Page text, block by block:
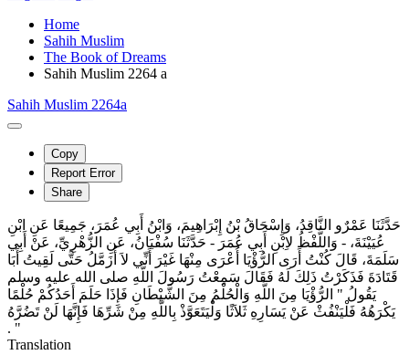
Home
Sahih Muslim
The Book of Dreams
Sahih Muslim 2264 a
Sahih Muslim 2264a
Copy
Report Error
Share
حَدَّثَنَا عَمْرٌو النَّاقِدُ، وَإِسْحَاقُ بْنُ إِبْرَاهِيمَ، وَابْنُ أَبِي عُمَرَ، جَمِيعًا عَنِ ابْنِ
عُيَيْنَةَ، - وَاللَّفْظُ لاِبْنِ أَبِي عُمَرَ - حَدَّثَنَا سُفْيَانُ، عَنِ الزُّهْرِيِّ، عَنْ أَبِي
سَلَمَةَ، قَالَ كُنْتُ أَرَى الرُّؤْيَا أُعْرَى مِنْهَا غَيْرَ أَنِّي لاَ أُزَمَّلُ حَتَّى لَقِيتُ أَبَا
قَتَادَةَ فَذَكَرْتُ ذَلِكَ لَهُ فَقَالَ سَمِعْتُ رَسُولَ اللَّهِ صلى الله عليه وسلم
يَقُولُ ‏"‏ الرُّؤْيَا مِنَ اللَّهِ وَالْحُلْمُ مِنَ الشَّيْطَانِ فَإِذَا حَلَمَ أَحَدُكُمْ حُلْمًا
يَكْرَهُهُ فَلْيَنْفُثْ عَنْ يَسَارِهِ ثَلاَثًا وَلْيَتَعَوَّذْ بِاللَّهِ مِنْ شَرِّهَا فَإِنَّهَا لَنْ تَضُرَّهُ
‏"‏ ‏.‏
Translation